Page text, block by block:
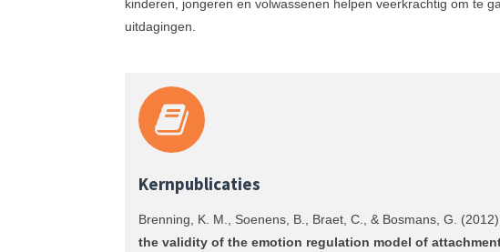
kinderen, jongeren en volwassenen helpen veerkrachtig om te
uitdagingen.
Kernpublicaties
Brenning, K. M., Soenens, B., Braet, C., & Bosmans, G. (2012).
the validity of the emotion regulation model of